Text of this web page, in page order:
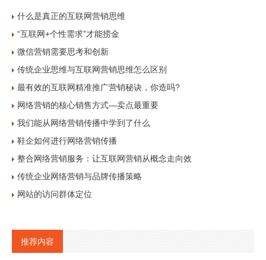
什么是真正的互联网营销思维
“互联网+个性需求”才能捞金
微信营销需要思考和创新
传统企业思维与互联网营销思维怎么区别
最有效的互联网精准推广营销秘诀，你造吗?
网络营销的核心销售方式—卖点最重要
我们能从网络营销传播中学到了什么
鞋企如何进行网络营销传播
整合网络营销服务：让互联网营销从概念走向效
传统企业网络营销与品牌传播策略
网站的访问群体定位
推荐内容